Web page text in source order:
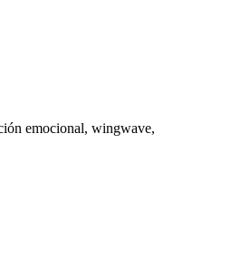
emocional, wingwave,